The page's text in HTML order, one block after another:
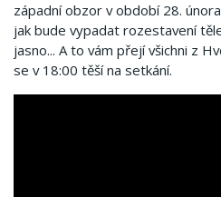
západní obzor v období 28.
jak bude vypadat rozestavení
jasno... A to vám přejí všichni z
se v 18:00 těší na setkání.